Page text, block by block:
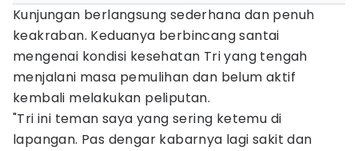
Kunjungan berlangsung sederhana dan penuh
keakraban. Keduanya berbincang santai
mengenai kondisi kesehatan Tri yang tengah
menjalani masa pemulihan dan belum aktif
kembali melakukan peliputan.
"Tri ini teman saya yang sering ketemu di
lapangan. Pas dengar kabarnya lagi sakit dan